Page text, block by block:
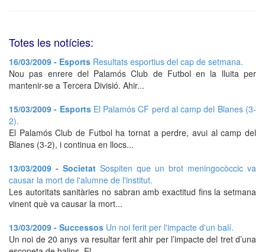
Totes les notícies:
16/03/2009 - Esports Resultats esportius del cap de setmana.
Nou pas enrere del Palamós Club de Futbol en la lluita per
mantenir-se a Tercera Divisió. Ahir...
15/03/2009 - Esports El Palamós CF perd al camp del Blanes (3-
2).
El Palamós Club de Futbol ha tornat a perdre, avui al camp del
Blanes (3-2), i continua en llocs...
13/03/2009 - Societat Sospiten que un brot meningocòccic va
causar la mort de l'alumne de l'institut.
Les autoritats sanitàries no sabran amb exactitud fins la setmana
vinent què va causar la mort...
13/03/2009 - Successos Un noi ferit per l'impacte d'un balí.
Un noi de 20 anys va resultar ferit ahir per l’impacte del tret d’una